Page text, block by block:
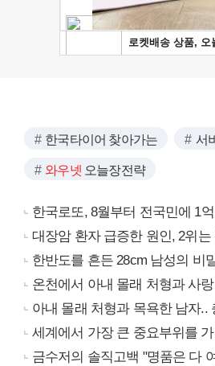
한국타이어 찾아가는 서
와우넷 오늘장전략
한국로또, 8월부터 전국민에 1
대장암 환자 급증한 원인, 2위는
한반도를 흔든 28cm 남성의 비
온천에서 아내 몰래 처형과 사
아내 몰래 처형과 목욕한 남자..
세계에서 가장 큰 중요부위를
금수저의 솔직고백 "명품은 다